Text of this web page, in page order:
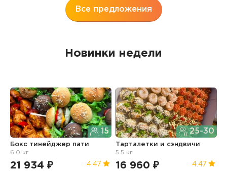
Все предложения
Новинки недели
15
Бокс тинейджер пати
6.0 кг
21 934 ₽ 4.47
25-30
Тарталетки и сэндвичи
5.5 кг
16 960 ₽ 4.47